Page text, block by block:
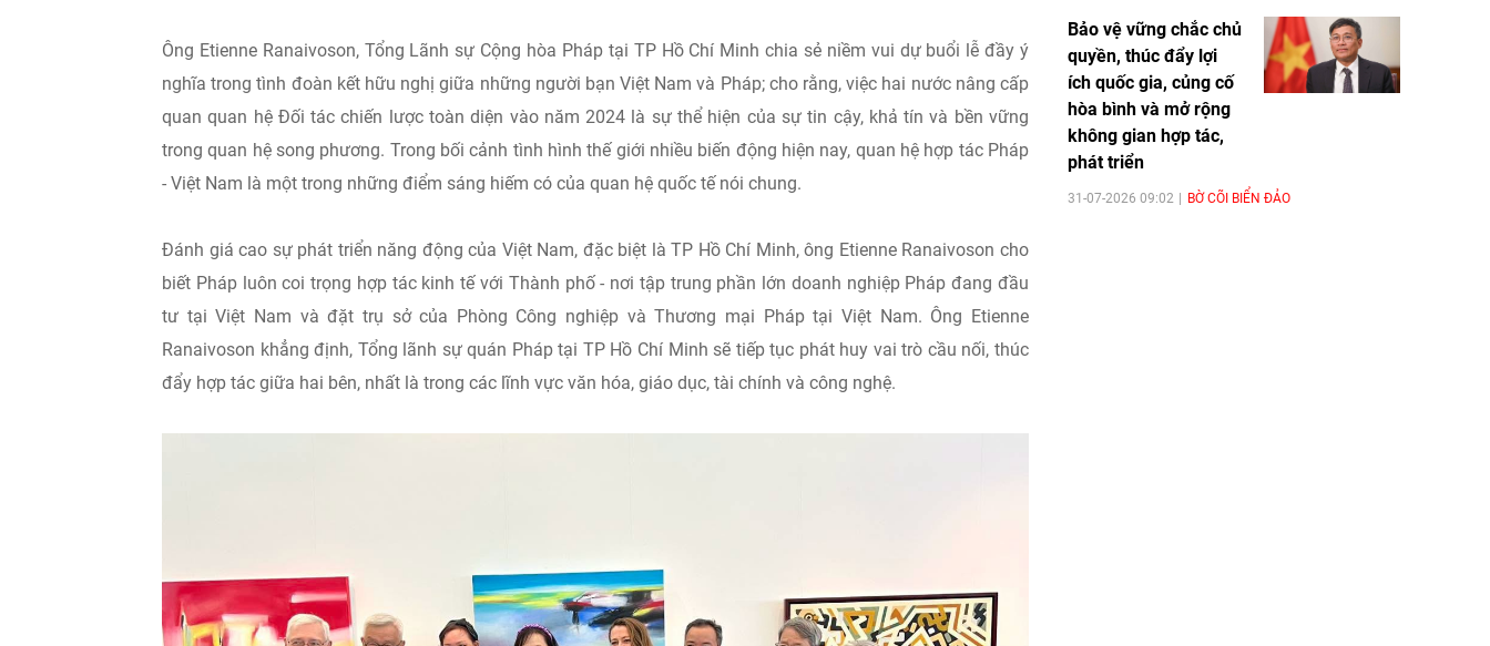
Ông Etienne Ranaivoson, Tổng Lãnh sự Cộng hòa Pháp tại TP Hồ Chí Minh chia sẻ niềm vui dự buổi lễ đầy ý
nghĩa trong tình đoàn kết hữu nghị giữa những người bạn Việt Nam và Pháp; cho rằng, việc hai nước nâng cấp
quan quan hệ Đối tác chiến lược toàn diện vào năm 2024 là sự thể hiện của sự tin cậy, khả tín và bền vững
trong quan hệ song phương. Trong bối cảnh tình hình thế giới nhiều biến động hiện nay, quan hệ hợp tác Pháp
- Việt Nam là một trong những điểm sáng hiếm có của quan hệ quốc tế nói chung.
Đánh giá cao sự phát triển năng động của Việt Nam, đặc biệt là TP Hồ Chí Minh, ông Etienne Ranaivoson cho
biết Pháp luôn coi trọng hợp tác kinh tế với Thành phố - nơi tập trung phần lớn doanh nghiệp Pháp đang đầu
tư tại Việt Nam và đặt trụ sở của Phòng Công nghiệp và Thương mại Pháp tại Việt Nam. Ông Etienne
Ranaivoson khẳng định, Tổng lãnh sự quán Pháp tại TP Hồ Chí Minh sẽ tiếp tục phát huy vai trò cầu nối, thúc
đẩy hợp tác giữa hai bên, nhất là trong các lĩnh vực văn hóa, giáo dục, tài chính và công nghệ.
Bảo vệ vững chắc chủ
quyền, thúc đẩy lợi
ích quốc gia, củng cố
hòa bình và mở rộng
không gian hợp tác,
phát triển
31-07-2026 09:02 BỜ CÕI BIỂN ĐẢO